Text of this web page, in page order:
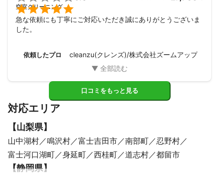

空室クリーニング
急な依頼にも丁寧にご対応いただき誠にありがとうございま
した。
依頼したプロ cleanzu(クレンズ)/株式会社ズームアップ
口コミをもっと見る
対応エリア
【山梨県】
山中湖村 鳴沢村 富士吉田市 南部町
忍野村
富士河口湖町
身延町 西桂町 道志村 都留市
【静岡県】